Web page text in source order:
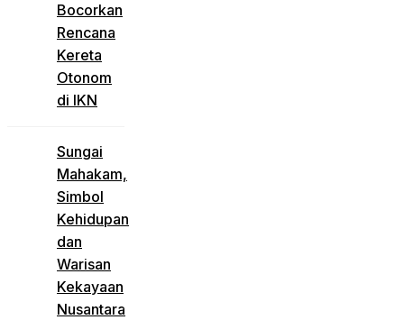
Bocorkan
Rencana
Kereta
Otonom
di IKN
Sungai
Mahakam,
Simbol
Kehidupan
dan
Warisan
Kekayaan
Nusantara